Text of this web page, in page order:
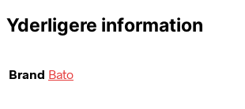
Yderligere information
Brand Bato